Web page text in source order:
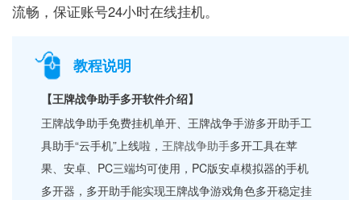
流畅，保证账号24小时在线挂机。
教程说明
【王牌战争助手多开软件介绍】
王牌战争助手免费挂机单开、王牌战争手游多开助手工
具助手“云手机”上线啦， 王牌战争助手多开工具在苹
果、安卓、PC三端均可使用，PC版安卓模拟器的手机
多开器，多开助手能实现王牌战争游戏角色多开稳定挂